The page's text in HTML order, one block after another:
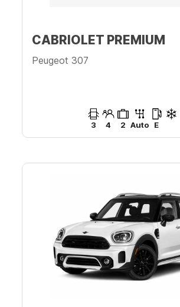
CABRIOLET PREMIUM
Peugeot 307
3 4 2 Auto E